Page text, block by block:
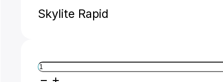
Skylite Rapid
Manfrotto